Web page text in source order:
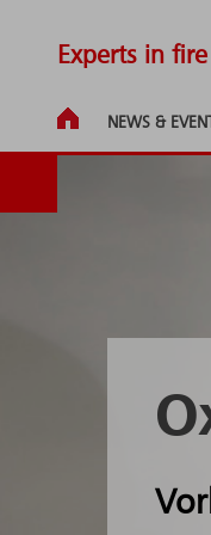
Experts in
NEWS &